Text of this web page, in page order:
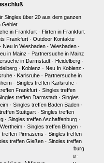
Singles über 20 aus dem ganzen
Gebiet
in Frankfurt · Flirten in Frankfurt
Frankfurt · Outdoor Kontakte
Neu in Wiesbaden· Wiesbaden·
in Mainz · Partnersuche in Mainz
in Darmstadt· Heidelberg·
· Koblenz · Neu In Koblenz ·
· Karlsruhe· Partnersuche in
· Singles treffen Karlsruhe·
Frankfurt · Singles treffen
treffen Darmstadt· Singles
· Singles treffen Baden Baden·
Stuttgart· Singles treffen
· Singles treffen Aschaffenburg·
· Singles treffen Bingen ·
treffen Pirmasens · Singles treffen
treffen Gießen· Singles treffen
Singles treffen Marburg
Singles treffen Idar-